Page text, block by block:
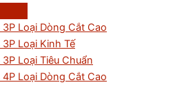
3P Loại Dòng Cắt Cao
3P Loại Kinh Tế
3P Loại Tiêu Chuẩn
4P Loại Dòng Cắt Cao